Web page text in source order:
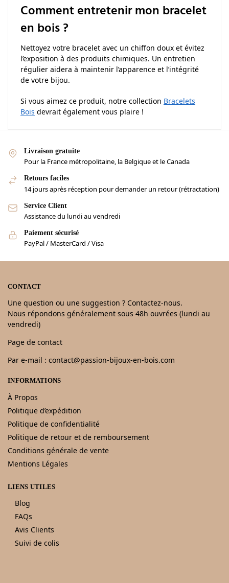
Comment entretenir mon bracelet
en bois ?
Nettoyez votre bracelet avec un chiffon doux et évitez
l’exposition à des produits chimiques. Un entretien
régulier aidera à maintenir l’apparence et l’intégrité
de votre bijou.
Si vous aimez ce produit, notre collection Bracelets
Bois devrait également vous plaire !
Livraison gratuite
Pour la France métropolitaine, la Belgique et le Canada
Retours faciles
14 jours après réception pour demander un retour (rétractation)
Service Client
Assistance du lundi au vendredi
Paiement sécurisé
PayPal / MasterCard / Visa
CONTACT
Une question ou une suggestion ? Contactez-nous.
Nous répondons généralement sous 48h ouvrées (lundi au
vendredi)
Page de contact
Par e-mail : contact@passion-bijoux-en-bois.com
INFORMATIONS
À Propos
Politique d’expédition
Politique de confidentialité
Politique de retour et de remboursement
Conditions générale de vente
Mentions Légales
LIENS UTILES
Blog
FAQs
Avis Clients
Suivi de colis